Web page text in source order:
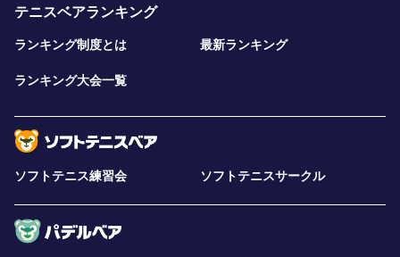
テニスベアランキング
ランキング制度とは 最新ランキング
ランキング大会一覧
ソフトテニス練習会 ソフトテニスサークル